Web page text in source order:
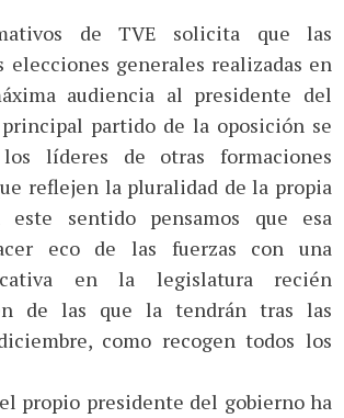
de TVE solicita que las
elecciones generales realizadas en
audiencia al presidente del
partido de la oposición se
líderes de otras formaciones
reflejen la pluralidad de la propia
este sentido pensamos que esa
eco de las fuerzas con una
en la legislatura recién
de las que la tendrán tras las
como recogen todos los
propio presidente del gobierno ha